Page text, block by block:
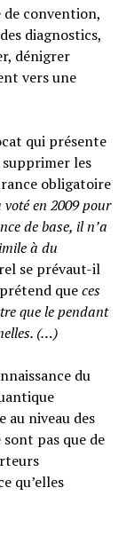
de convention,
diagnostics,
dénigrer
vers une
qui présente
les
obligatoire
en 2009 pour
de base, il n’a
à du
se prévaut-il
queces
que le pendant
(…)
du
au niveau des
pas que de
qu’elles